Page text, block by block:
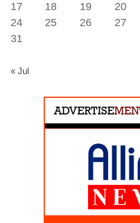
17
18 19 20
24
25 26 27
31
« Jul